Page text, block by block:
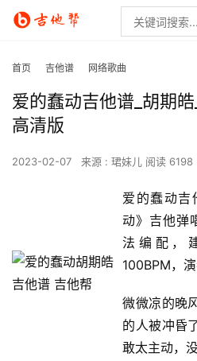
首页 吉他谱 网络歌曲
爱的蠢动吉他谱_胡期
高清版
2023-02-07 来源 : 珺妹儿 阅读 6198
爱的蠢动吉
动》吉他弹
法编配，
100BPM，
微微凉的晚
的人被冲昏
敢太主动，